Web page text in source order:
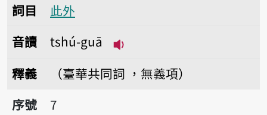
詞目
此外
音讀
tshú-guā
釋義
（臺華共同詞 ，無義項）
序號7此時
序號
7